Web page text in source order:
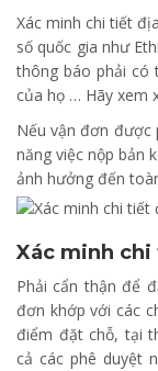
Xác minh chi tiết
số quốc gia như
thông báo phải có
của họ … Hãy xem
Nếu vận đơn được
năng việc nộp bản
ảnh hưởng đến
Xác minh
Phải cẩn thận để
đơn khớp với các
điểm đặt chỗ, tại
cả các phê duyệt